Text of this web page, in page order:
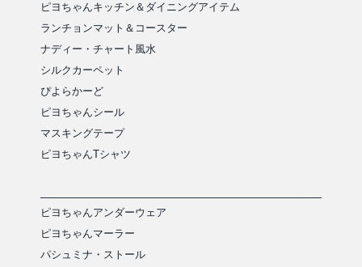
ピヨちゃんキッチン＆ダイニングアイテム
ランチョンマット＆コースター
ナディー・チャート風水
シルクカーペット
ぴよらかーど
ピヨちゃんシール
マスキングテープ
ピヨちゃんTシャツ
ピヨちゃんアンダーウェア
ピヨちゃんマーラー
パシュミナ・ストール